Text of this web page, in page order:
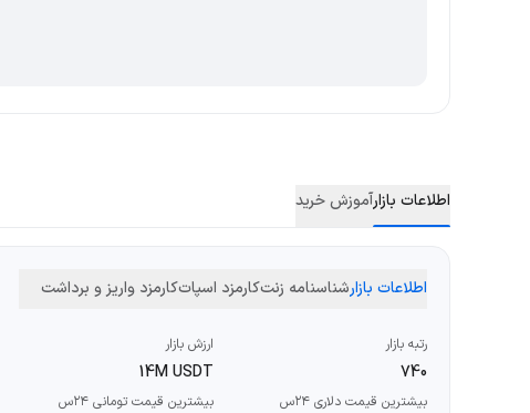
اطلاعات بازارآموزش خرید
اطلاعات بازارشناسنامه زنتکارمزد اسپاتکارمزد واریز و برداشت
رتبه بازار
740
ارزش بازار
14M USDT
بیشترین قیمت دلاری ۲۴س بیشترین قیمت تومانی ۲۴س